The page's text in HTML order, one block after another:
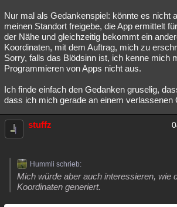
Nur mal als Gedankenspiel: könnte es nicht
meinen Standort freigebe, die App ermittelt
der Nähe und gleichzeitig bekommt ein
Koordinaten, mit dem Auftrag, mich zu
Sorry, falls das Blödsinn ist, ich kenne mich
Programmieren von Apps nicht aus.
Ich finde einfach den Gedanken gruselig,
dass ich mich gerade an einem verlassenen
stuffz
Hummli schrieb:
Mich würde aber auch interessieren, wie
Koordinaten generiert.